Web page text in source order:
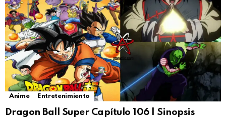
Anime Entretenimiento
Dragon Ball Super Capítulo 106 | Sinopsis